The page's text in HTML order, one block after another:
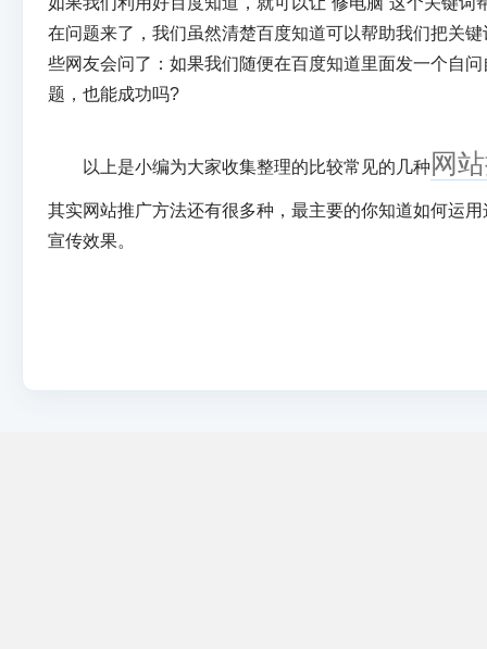
在问题来了，我们虽然清楚百度知道可以帮助我们把关
些网友会问了：如果我们随便在百度知道里面发一个自问
题，也能成功吗?
以上是小编为大家收集整理的比较常见的几种网
其实网站推广方法还有很多种，最主要的你知道如何运
宣传效果。